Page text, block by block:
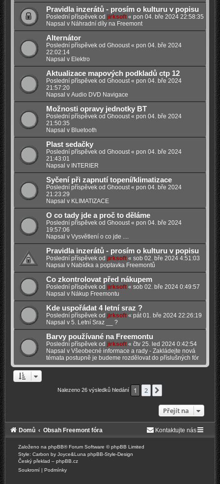
Pravidla inzerátů - prosím o kulturu v popisu
Poslední příspěvek od jirksoft« pon 04. bře 2024 22:58:35
Napsal v Náhradní díly na Freemont
Alternátor
Poslední příspěvek od Ghooust« pon 04. bře 2024
22:02:14
Napsal v Elektro
Aktualizace mapových podkladů ctp 12
Poslední příspěvek od Ghooust« pon 04. bře 2024
21:57:20
Napsal v Audio DVD Navigace
Možnosti opravy jednotky BT
Poslední příspěvek od Ghooust« pon 04. bře 2024
21:50:35
Napsal v Bluetooth
Plast sedačky
Poslední příspěvek od Ghooust« pon 04. bře 2024
21:43:01
Napsal v INTERIER
Syčení při zapnutí topení/klimatizace
Poslední příspěvek od Ghooust« pon 04. bře 2024
21:23:29
Napsal v KLIMATIZACE
O co tady jde a proč to děláme
Poslední příspěvek od Ghooust« pon 04. bře 2024
19:57:06
Napsal v Vysvětlení o co jde ....
Pravidla inzerátů - prosím o kulturu v popisu
Poslední příspěvek od jirksoft« sob 02. bře 2024 4:51:03
Napsal v Nabídka a poptavka Freemontů
Co zkontrolovat před nákupem
Poslední příspěvek od jirksoft« sob 02. bře 2024 0:49:57
Napsal v Nákup Freemontu
Kde uspořádat 4 letní sraz ?
Poslední příspěvek od jirksoft« pát 01. bře 2024 22:26:19
Napsal v 5. Letní Sraz __ ?
Barvy používané na Freemontu
Poslední příspěvek od jirksoft« čtv 25. led 2024 0:42:54
Napsal v Všeobecné informace a rady - Zakládejte nová
témata postupně je budeme rozdělovat do příslušných fór
Nalezeno 26 výsledků hledání 1 2
Přejít na
Domů Obsah Freemont fóra Kontaktujte nás
Založeno na phpBB® Forum Software © phpBB Limited
Style: Carbon by Joyce&Luna phpBB-Style-Design
Český překlad – phpBB.cz
Soukromí | Podmínky